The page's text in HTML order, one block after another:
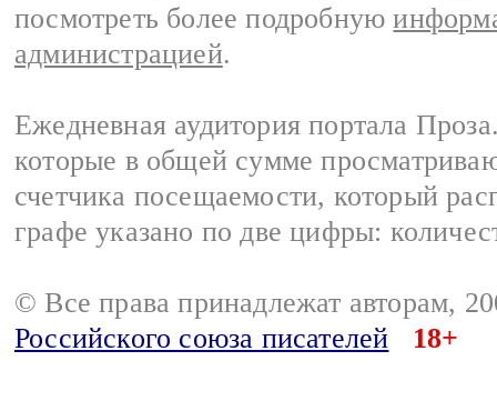
посмотреть более подробную
администрацией.
Ежедневная аудитория портала
которые в общей сумме
счетчика посещаемости, который
графе указано по две цифры:
© Все права принадлежат авторам,
Российского союза писателей
18+